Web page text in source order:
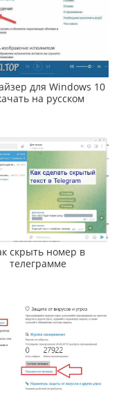
для Windows 10
на русском
скрыть номер в
телеграмме